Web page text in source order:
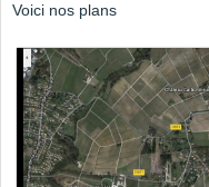
Voici nos plans